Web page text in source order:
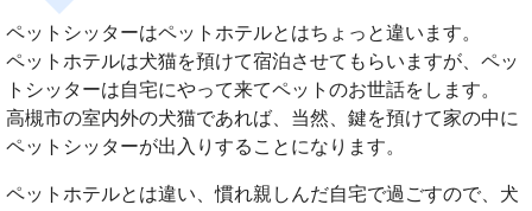
ペットシッターはペットホテルとはちょっと違います。
ペットホテルは犬猫を預けて宿泊させてもらいますが、ペッ
トシッターは自宅にやって来てペットのお世話をします。
高槻市の室内外の犬猫であれば、当然、鍵を預けて家の中に
ペットシッターが出入りすることになります。
ペットホテルとは違い、慣れ親しんだ自宅で過ごすので、犬